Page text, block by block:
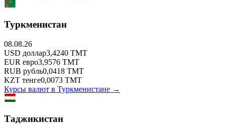
Туркменистан
08.08.26
USD доллар3,4240 TMT
EUR евро3,9576 TMT
RUB рубль0,0418 TMT
KZT тенге0,0073 TMT
Курсы валют в Туркменистане →
Таджикистан